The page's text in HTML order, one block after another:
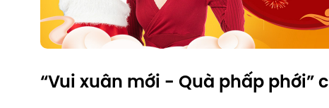
“Vui xuân mới - Quà phấp phới”